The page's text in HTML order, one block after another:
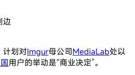
边
计划对Imgur母公司MediaLab处以
用户的举动是“商业决定”。